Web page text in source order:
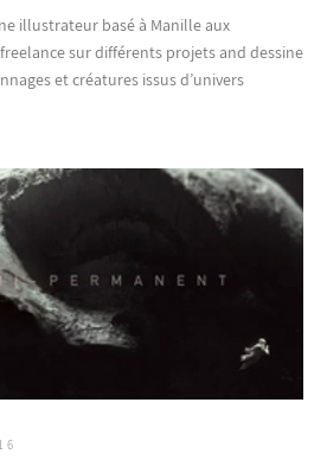
illustrateur basé à Manille aux
sur différents projets and dessine
et créatures issus d’univers